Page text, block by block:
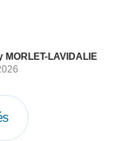
MORLET-LAVIDALIE